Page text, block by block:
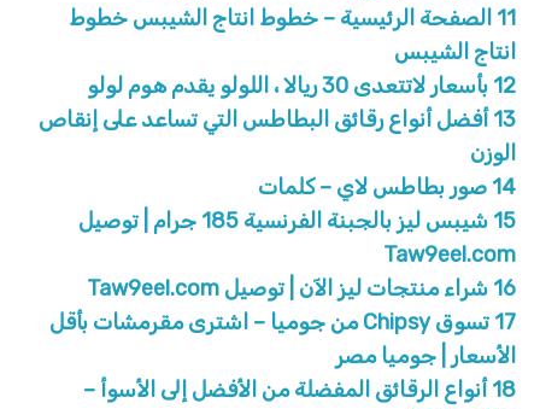
11 الصفحة الرئيسية – خطوط انتاج الشيبس خطوط
انتاج الشيبس
12 بأسعار لاتتعدى 30 ريالا ، اللولو يقدم هوم لولو
13 أفضل أنواع رقائق البطاطس التي تساعد على إنقاص
الوزن
14 صور بطاطس لاي – كلمات
15
شيبس ليز بالجبنة الفرنسية 185 جرام | توصيل
Taw9eel.com
16 شراء منتجات ليز الآن | توصيل Taw9eel.com
17
تسوق Chipsy من جوميا – اشترى مقرمشات بأقل
الأسعار | جوميا مصر
18 أنواع الرقائق المفضلة من الأفضل إلى الأسوأ –